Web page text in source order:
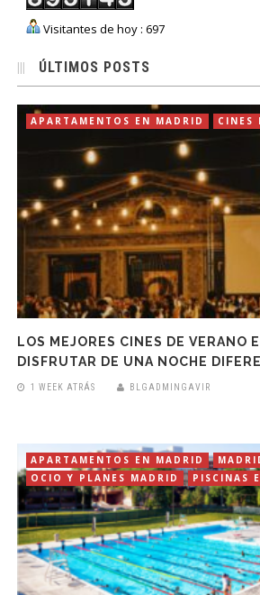
Visitantes de hoy : 697
ÚLTIMOS POSTS
APARTAMENTOS EN MADRID CINES
LOS MEJORES CINES DE VERANO
DISFRUTAR DE UNA NOCHE
1 WEEK ATRÁS BLGADMINGAVIR
APARTAMENTOS EN MADRID
OCIO Y PLANES MADRID
PISCINAS